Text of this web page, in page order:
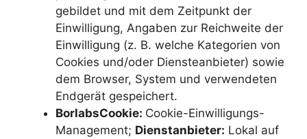
gebildet und mit dem Zeitpunkt der
Einwilligung, Angaben zur Reichweite der
Einwilligung (z. B. welche Kategorien von
Cookies und/oder Diensteanbieter) sowie
dem Browser, System und verwendeten
Endgerät gespeichert.
BorlabsCookie: Cookie-Einwilligungs-
Management; Dienstanbieter: Lokal auf